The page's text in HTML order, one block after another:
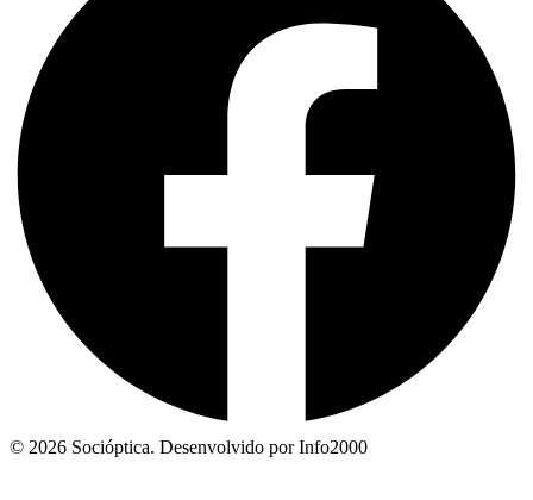
© 2026 Socióptica. Desenvolvido por Info2000